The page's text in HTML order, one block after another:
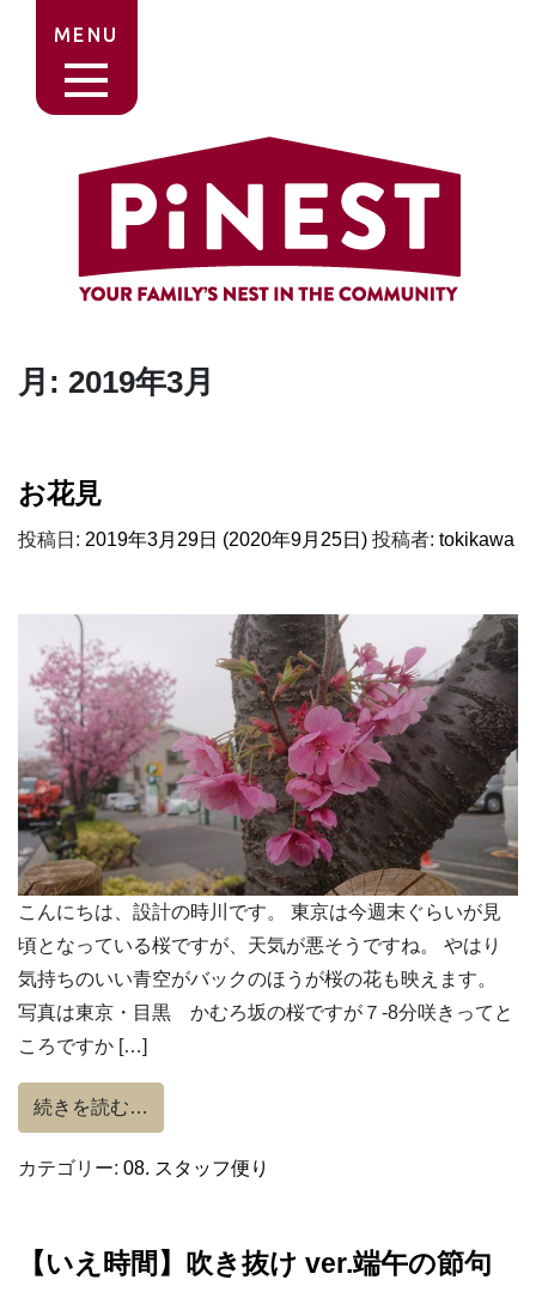
MENU
月: 2019年3月
お花見
投稿日: 2019年3月29日 (2020年9月25日) 投稿者: tokikawa
こんにちは、設計の時川です。 東京は今週末ぐらいが見
頃となっている桜ですが、天気が悪そうですね。 やはり
気持ちのいい青空がバックのほうが桜の花も映えます。
写真は東京・目黒 かむろ坂の桜ですが７-8分咲きってと
ころですか […]
続きを読む…
カテゴリー: 08. スタッフ便り
【いえ時間】吹き抜け ver.端午の節句